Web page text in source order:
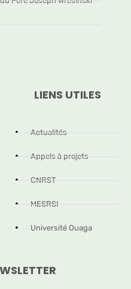
LIENS UTILES
Actualités
Appels à projets
CNRST
MESRSI
Université Ouaga